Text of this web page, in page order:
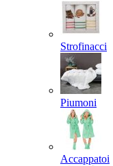
Strofinacci
Piumoni
Accappatoi